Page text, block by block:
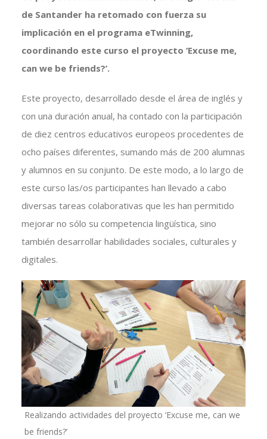
de Santander ha retomado con fuerza su
implicación en el programa eTwinning,
coordinando este curso el proyecto ‘Excuse me,
can we be friends?’.
Este proyecto, desarrollado desde el área de inglés y
con una duración anual, ha contado con la participación
de diez centros educativos europeos procedentes de
ocho países diferentes, sumando más de 200 alumnas
y alumnos en su conjunto. De este modo, a lo largo de
este curso las/os participantes han llevado a cabo
diversas tareas colaborativas que les han permitido
mejorar no sólo su competencia lingüística, sino
también desarrollar habilidades sociales, culturales y
digitales.
Realizando actividades del proyecto ‘Excuse me, can we
be friends?’